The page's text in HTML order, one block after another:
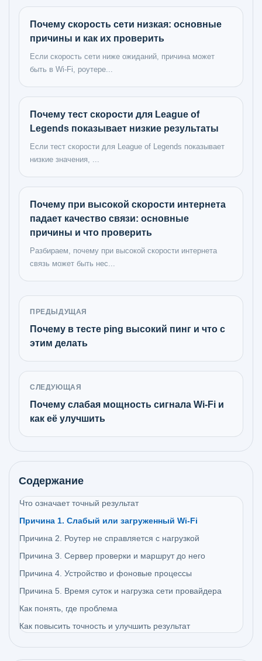
Почему скорость сети низкая: основные
причины и как их проверить
Если скорость сети ниже ожиданий, причина может
быть в Wi-Fi, роутере...
Почему тест скорости для League of
Legends показывает низкие результаты
Если тест скорости для League of Legends показывает
низкие значения, ...
Почему при высокой скорости интернета
падает качество связи: основные
причины и что проверить
Разбираем, почему при высокой скорости интернета
связь может быть нес...
ПРЕДЫДУЩАЯ
Почему в тесте ping высокий пинг и что с
этим делать
СЛЕДУЮЩАЯ
Почему слабая мощность сигнала Wi‑Fi и
как её улучшить
Содержание
Что означает точный результат
Причина 1. Слабый или загруженный Wi‑Fi
Причина 2. Роутер не справляется с нагрузкой
Причина 3. Сервер проверки и маршрут до него
Причина 4. Устройство и фоновые процессы
Причина 5. Время суток и нагрузка сети провайдера
Как понять, где проблема
Как повысить точность и улучшить результат